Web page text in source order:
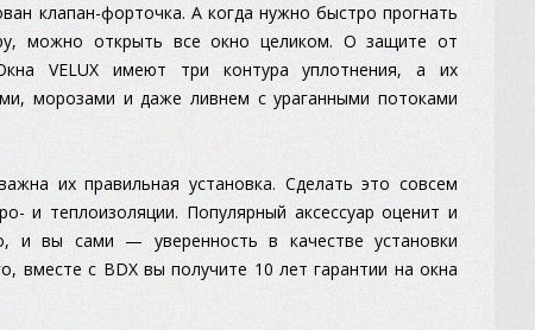
клапан-форточка. А когда нужно быстро прогнать
можно открыть все окно целиком. О защите от
VELUX имеют три контура уплотнения, а их
морозами и даже ливнем с ураганными потоками
их правильная установка. Сделать это совсем
и теплоизоляции. Популярный аксессуар оценит и
и вы сами — уверенность в качестве установки
вместе с BDX вы получите 10 лет гарантии на окна